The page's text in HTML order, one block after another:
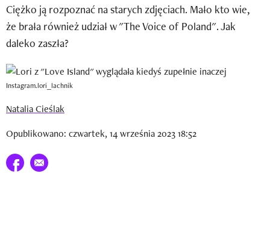
Mój profil / Zarejestruj się
Ciężko ją rozpoznać na starych zdjęciach. Mało kto wie,
że brała również udział w "The Voice of Poland". Jak
daleko zaszła?
Instagram.lori_lachnik
Natalia Cieślak
Opublikowano: czwartek, 14 września 2023 18:52
Udostępnij na facebook
E-mail do przyjaciela